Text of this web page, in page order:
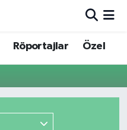
Röportajlar Özel